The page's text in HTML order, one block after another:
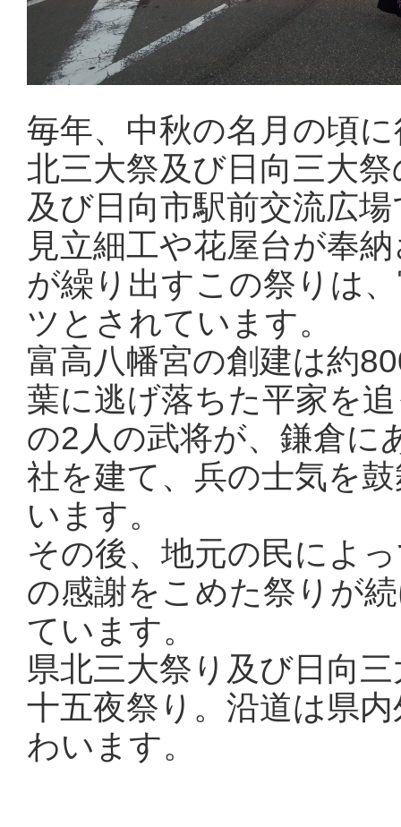
毎年、中秋の名月の頃
北三大祭及び日向三大
及び日向市駅前交流広
見立細工や花屋台が奉
が繰り出すこの祭りは
ツとされています。
富高八幡宮の創建は約
葉に逃げ落ちた平家を
の2人の武将が、鎌倉に
社を建て、兵の士気を
います。
その後、地元の民によ
の感謝をこめた祭りが
ています。
県北三大祭り及び日向
十五夜祭り。沿道は県
わいます。